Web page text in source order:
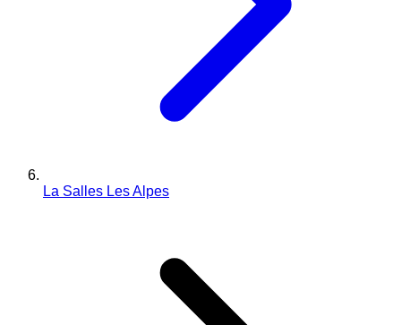
La Salles Les Alpes